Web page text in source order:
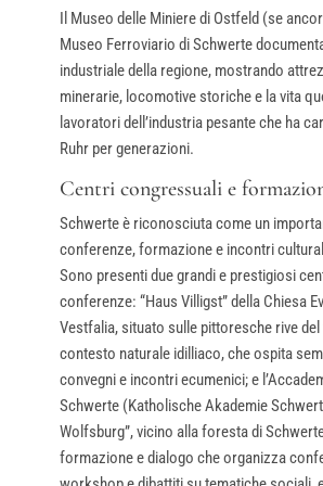
Il Museo delle Miniere di Ostfeld (se
Museo Ferroviario di Schwerte
industriale della regione, mostrando
minerarie, locomotive storiche e la vita
lavoratori dell’industria pesante che ha
Ruhr per generazioni.
Centri congressuali e
Schwerte è riconosciuta come un
conferenze, formazione e incontri
Sono presenti due grandi e prestigiosi
conferenze: “Haus Villigst” della Chiesa
Vestfalia, situato sulle pittoresche rive del
contesto naturale idilliaco, che ospita
convegni e incontri ecumenici; e
Schwerte (Katholische Akademie
Wolfsburg”, vicino alla foresta di
formazione e dialogo che organizza